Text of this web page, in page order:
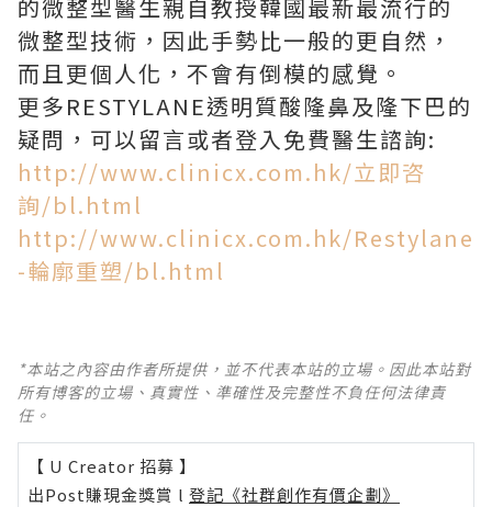
的微整型醫生親自教授韓國最新最流行的
微整型技術，因此手勢比一般的更自然，
而且更個人化，不會有倒模的感覺。
更多RESTYLANE透明質酸隆鼻及隆下巴的
疑問，可以留言或者登入免費醫生諮詢:
http://www.clinicx.com.hk/立即咨
詢/bl.html
http://www.clinicx.com.hk/Restylane
-輪廓重塑/bl.html
*本站之內容由作者所提供，並不代表本站的立場。因此本站對
所有博客的立場、真實性、準確性及完整性不負任何法律責
任。
【 U Creator 招募 】
出Post賺現金獎賞 l 登記《社群創作有價企劃》